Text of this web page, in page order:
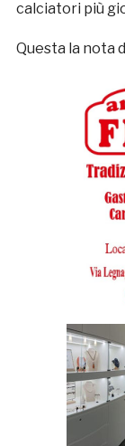
calciatori più
Questa la nota